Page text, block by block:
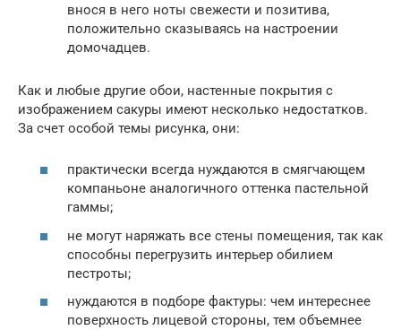
внося в него ноты свежести и позитива,
положительно сказываясь на настроении
домочадцев.
Как и любые другие обои, настенные покрытия с
изображением сакуры имеют несколько недостатков.
За счет особой темы рисунка, они:
практически всегда нуждаются в смягчающем
компаньоне аналогичного оттенка пастельной
гаммы;
не могут наряжать все стены помещения, так как
способны перегрузить интерьер обилием
пестроты;
нуждаются в подборе фактуры: чем интереснее
поверхность лицевой стороны, тем объемнее